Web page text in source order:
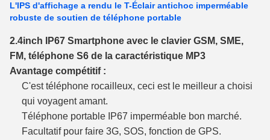
L'IPS d'affichage a rendu le T-Éclair antichoc imperméable
robuste de soutien de téléphone portable
2.4inch IP67 Smartphone avec le clavier GSM, SME,
FM, téléphone S6 de la caractéristique MP3
Avantage compétitif :
C'est téléphone rocailleux, ceci est le meilleur a choisi
qui voyagent amant.
Téléphone portable IP67 imperméable bon marché.
Facultatif pour faire 3G, SOS, fonction de GPS.